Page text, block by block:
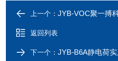
上一个： JYB-VOC聚一搏
返回列表
下一个： JYB-B6A静电荷实用